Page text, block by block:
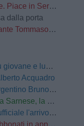
in Serie C
dalla porta
Busatto
a tornare a brillare"
Acquadro
Bruno Paladini
lavoro sono il mio credo"
Edoardo Lancini